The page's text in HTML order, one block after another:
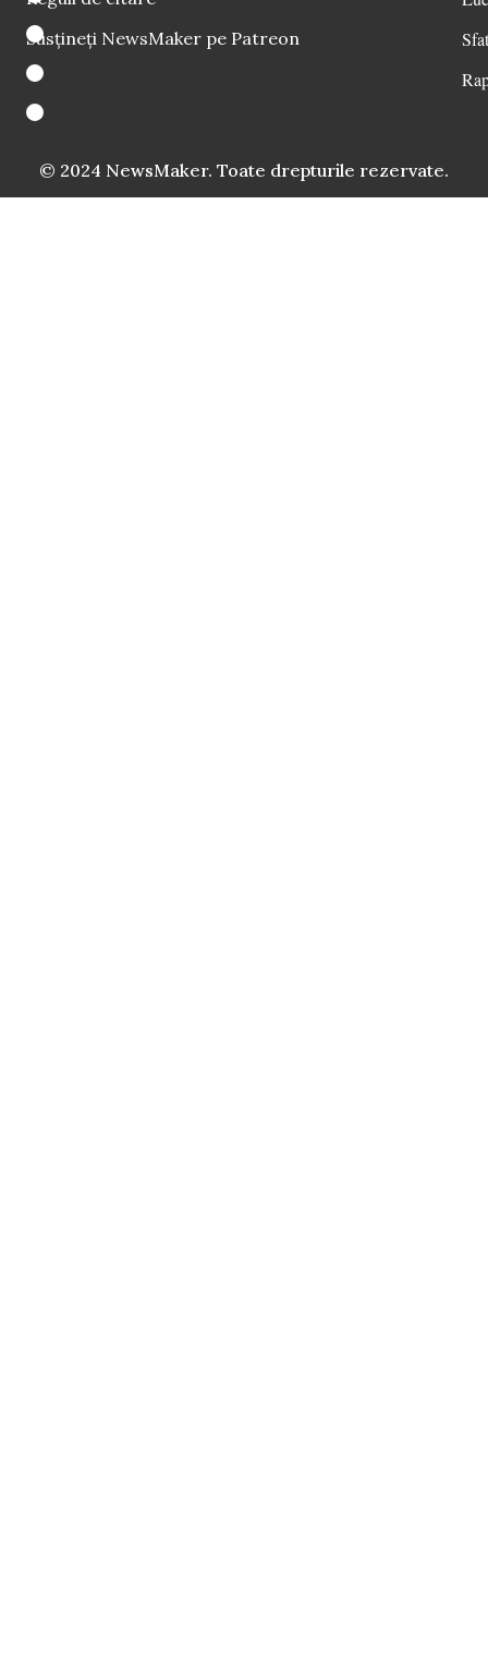
Susțineți NewsMaker pe Patreon
© 2024 NewsMaker. Toate drepturile rezervate.